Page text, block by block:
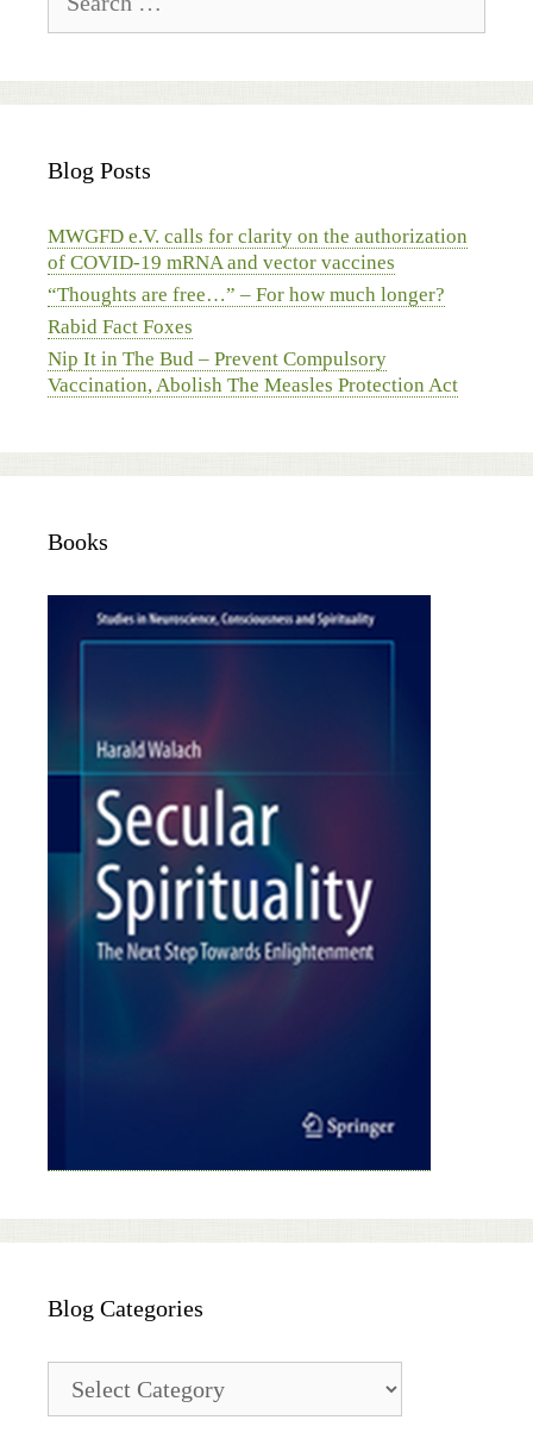
for:
Blog Posts
MWGFD e.V. calls for clarity on the authorization
of COVID-19 mRNA and vector vaccines
“Thoughts are free…” – For how much longer?
Rabid Fact Foxes
Nip It in The Bud – Prevent Compulsory
Vaccination, Abolish The Measles Protection Act
Books
Blog Categories
Categories